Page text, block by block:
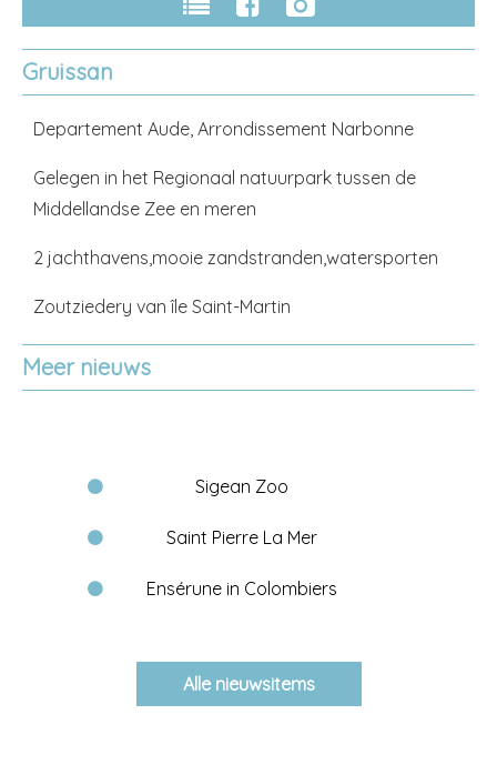
Gruissan
Departement Aude, Arrondissement Narbonne
Gelegen in het Regionaal natuurpark tussen de
Middellandse Zee en meren
2 jachthavens,mooie zandstranden,watersporten
Zoutziedery van île Saint-Martin
Meer nieuws
Sigean Zoo
Saint Pierre La Mer
Ensérune in Colombiers
Alle nieuwsitems